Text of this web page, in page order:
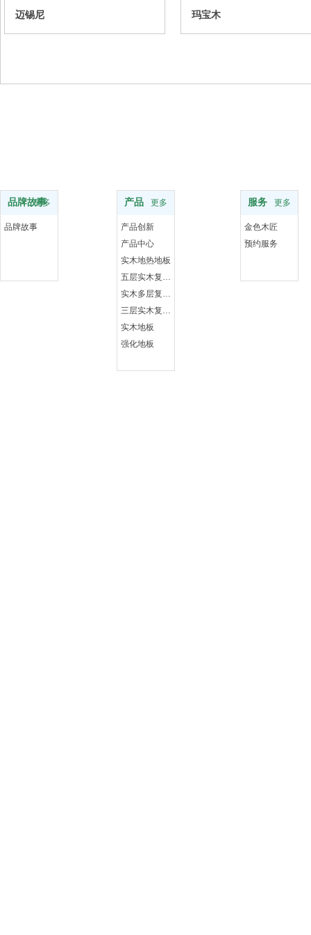
迈锡尼 玛宝木
品牌故事
更多
品牌故事
产品 更多
产品创新
产品中心
实木地热地板
五层实木复合地板
实木多层复合地板
三层实木复合地板
实木地板
强化地板
服务 更多
金色木匠
预约服务